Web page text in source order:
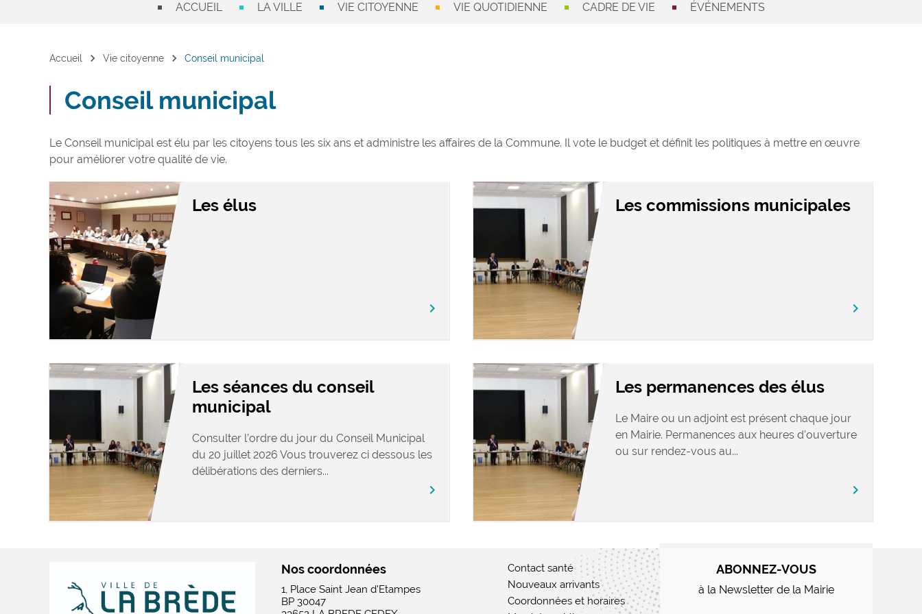
ACCUEIL LA VILLE VIE CITOYENNE VIE QUOTIDIENNE CADRE DE VIE ÉVÉNEMENTS
Accueil chevron_right Vie citoyenne chevron_right Conseil municipal
Conseil municipal
Le Conseil municipal est élu par les citoyens tous les six ans et administre les affaires de la Commune. Il vote le budget et définit les politiques à mettre en œuvre
pour améliorer votre qualité de vie.
Les élus
chevron_right
Les commissions municipales
chevron_right
Les séances du conseil
municipal
Consulter l’ordre du jour du Conseil Municipal
du 20 juillet 2026 Vous trouverez ci dessous les
délibérations des derniers...
chevron_right
Les permanences des élus
Le Maire ou un adjoint est présent chaque jour
en Mairie. Permanences aux heures d’ouverture
ou sur rendez-vous au...
chevron_right
Nos coordonnées
1, Place Saint Jean d'Etampes
BP 30047
Contact santé
Nouveaux arrivants
Coordonnées et horaires
ABONNEZ-VOUS
à la Newsletter de la Mairie